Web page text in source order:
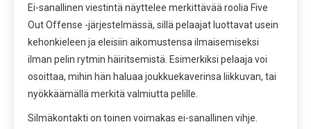
Ei-sanallinen viestintä näyttelee merkittävää roolia Five
Out Offense -järjestelmässä, sillä pelaajat luottavat usein
kehonkieleen ja eleisiin aikomustensa ilmaisemiseksi
ilman pelin rytmin häiritsemistä. Esimerkiksi pelaaja voi
osoittaa, mihin hän haluaa joukkuekaverinsa liikkuvan, tai
nyökkäämällä merkitä valmiutta pelille.
Silmäkontakti on toinen voimakas ei-sanallinen vihje.